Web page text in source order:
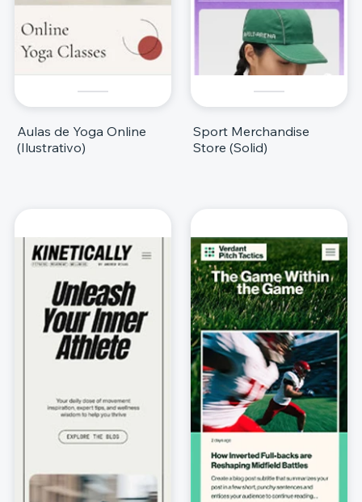
Aulas de Yoga Online
(Ilustrativo)
Sport Merchandise
Store (Solid)